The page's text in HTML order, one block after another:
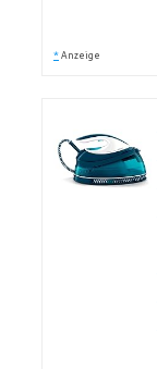
* Anzeige